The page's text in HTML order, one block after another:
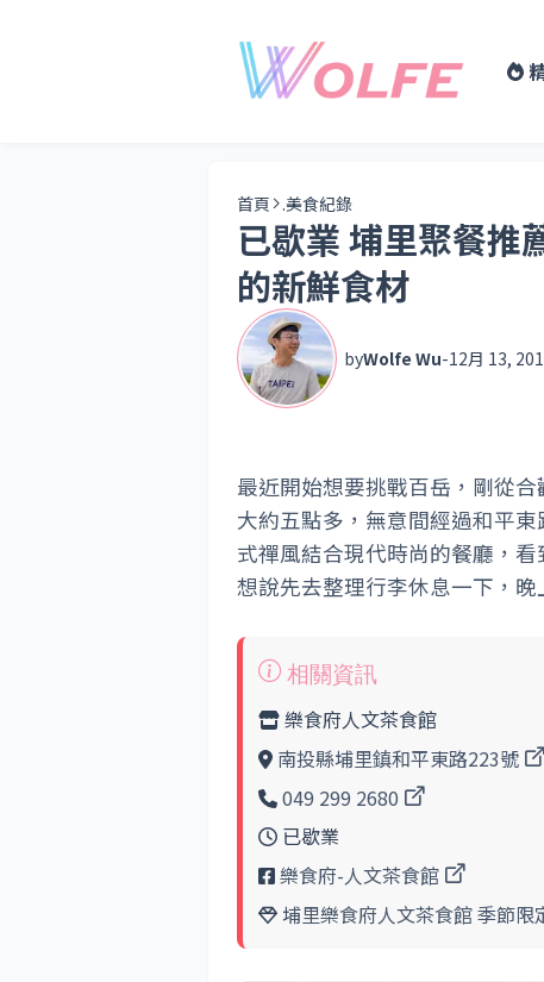
首頁 .美食紀錄
已歇業 埔里聚餐推
的新鮮食材
byWolfe Wu-12月 13,
最近開始想要挑戰百岳，剛從
大約五點多，無意間經過和平
式禪風結合現代時尚的餐廳，
想說先去整理行李休息一下，
樂食府人文茶食館
南投縣埔里鎮和平東路223號
049 299 2680
已歇業
樂食府-人文茶食館
埔里樂食府人文茶食館 季節限